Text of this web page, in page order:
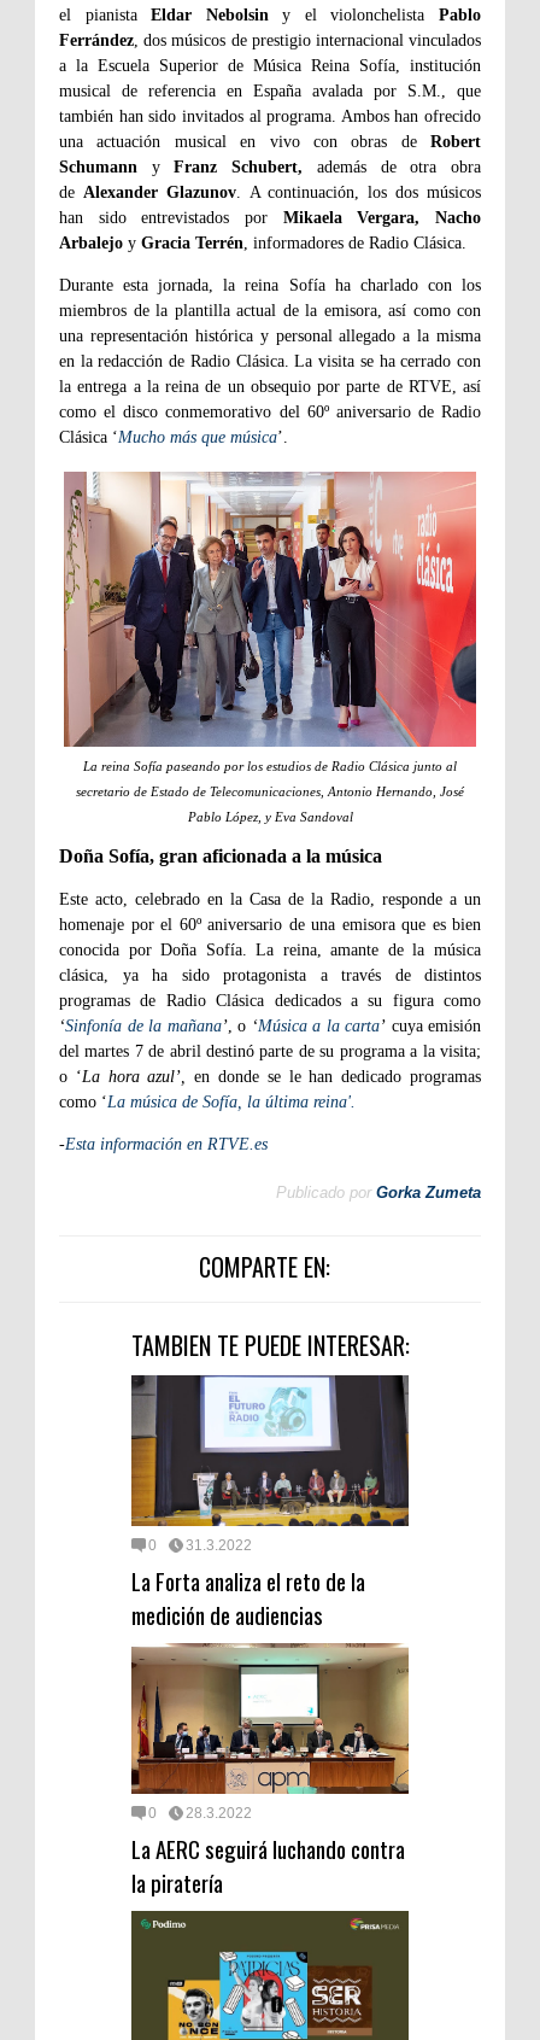
el pianistaEldar Nebolsiny el violonchelistaPablo
Ferrández, dos músicos de prestigio internacional vinculados
a la Escuela Superior de Música Reina Sofía, institución
musical de referencia en España avalada por S.M., que
también han sido invitados al programa. Ambos han ofrecido
una actuación musical en vivo con obras de Robert
Schumann yFranz Schubert, además de otra obra
de Alexander Glazunov. A continuación, los dos músicos
han sido entrevistados por Mikaela Vergara, Nacho
Arbalejo y Gracia Terrén, informadores de Radio Clásica.
Durante esta jornada, la reina Sofía ha charlado con los
miembros de la plantilla actual de la emisora, así como con
una representación histórica y personal allegado a la misma
en la redacción de Radio Clásica. La visita se ha cerrado con
la entrega a la reina de un obsequio por parte de RTVE, así
como el disco conmemorativo del 60º aniversario de Radio
Clásica ‘Mucho más que música’.
La reina Sofía paseando por los estudios de Radio Clásica junto al
secretario de Estado de Telecomunicaciones, Antonio Hernando, José
Pablo López, y Eva Sandoval
Doña Sofía, gran aficionada a la música
Este acto, celebrado en la Casa de la Radio, responde a un
homenaje por el 60º aniversario de una emisora que es bien
conocida por Doña Sofía. La reina, amante de la música
clásica, ya ha sido protagonista a través de distintos
programas de Radio Clásica dedicados a su figura como
‘Sinfonía de la mañana’, o ‘Música a la carta’ cuya emisión
del martes 7 de abril destinó parte de su programa a la visita;
o ‘La hora azul’, en donde se le han dedicado programas
como ‘La música de Sofía, la última reina'.
-Esta información en RTVE.es
Publicado por Gorka Zumeta
COMPARTE EN:
TAMBIEN TE PUEDE INTERESAR:
0 31.3.2022
La Forta analiza el reto de la
medición de audiencias
0 28.3.2022
La AERC seguirá luchando contra
la piratería